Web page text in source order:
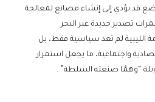
قد يؤدي إلى إنشاء مصانع لمعالجة
تصدير جديدة عبر البحر
الليبية لم تعد سياسية فقط، بل
واجتماعية، ما يجعل استمرار
“وهمًا صنعته السلطة” .